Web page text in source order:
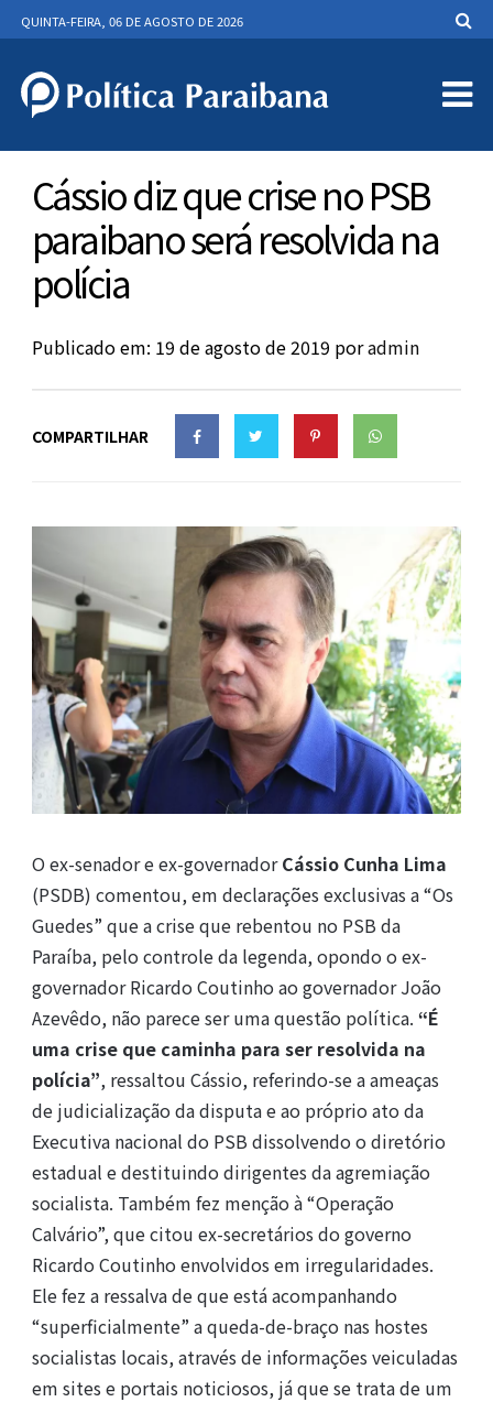
QUINTA-FEIRA, 06 DE AGOSTO DE 2026
Cássio diz que crise no PSB
paraibano será resolvida na
polícia
Publicado em: 19 de agosto de 2019 poradmin
COMPARTILHAR
O ex-senador e ex-governadorCássio Cunha Lima
(PSDB) comentou, em declarações exclusivas a “Os
Guedes” que a crise que rebentou no PSB da
Paraíba, pelo controle da legenda, opondo o ex-
governador Ricardo Coutinho ao governador João
Azevêdo, não parece ser uma questão política. “É
uma crise que caminha para ser resolvida na
polícia”, ressaltou Cássio, referindo-se a ameaças
de judicialização da disputa e ao próprio ato da
Executiva nacional do PSB dissolvendo o diretório
estadual e destituindo dirigentes da agremiação
socialista. Também fez menção à “Operação
Calvário”, que citou ex-secretários do governo
Ricardo Coutinho envolvidos em irregularidades.
Ele fez a ressalva de que está acompanhando
“superficialmente” a queda-de-braço nas hostes
socialistas locais, através de informações veiculadas
em sites e portais noticiosos, já que se trata de um